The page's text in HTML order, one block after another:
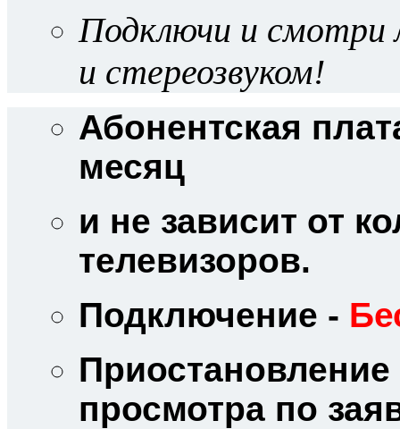
Подключи и смотри
и стереозвуком!
Абонентская
месяц
и не зависит от
телевизоров.
Подключение -
просмотра по